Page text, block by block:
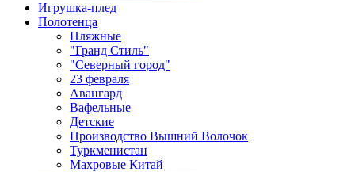
Игрушка-плед
Полотенца
Пляжные
"Гранд Стиль"
"Северный город"
23 февраля
Авангард
Вафельные
Детские
Производство Вышний Волочок
Туркменистан
Махровые Китай